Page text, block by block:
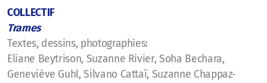
COLLECTIF
Trames
Textes, dessins, photographies:
Eliane Beytrison, Suzanne Rivier, Soha Bechara,
Geneviève Guhl, Silvano Cattaï, Suzanne Chappaz-